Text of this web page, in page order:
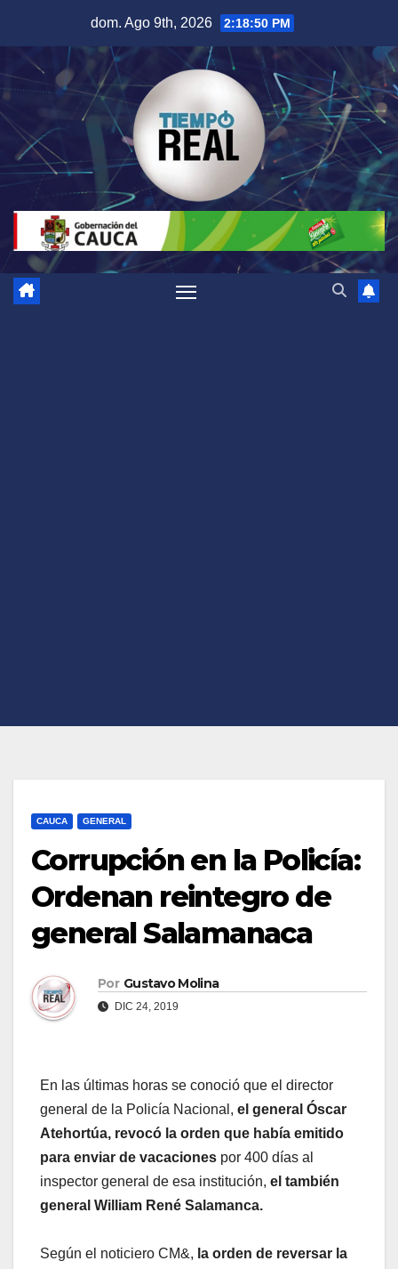
contenido
dom. Ago 9th, 2026 2:18:50 PM
CAUCA GENERAL
Corrupción en la Policía:
Ordenan reintegro de
general Salamanaca
Por Gustavo Molina
DIC 24, 2019
En las últimas horas se conoció que el director
general de la Policía Nacional, el general Óscar
Atehortúa, revocó la orden que había emitido
para enviar de vacaciones por 400 días al
inspector general de esa institución, el también
general William René Salamanca.
Según el noticiero CM&, la orden de reversar la